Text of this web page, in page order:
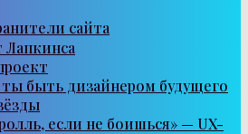
сайта
Лапкинса
ты быть дизайнером будущего
если не боишься» — UX-